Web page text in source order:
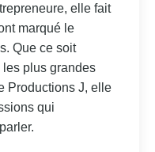
elle fait
marqué le
Que ce soit
plus grandes
Productions J, elle
qui